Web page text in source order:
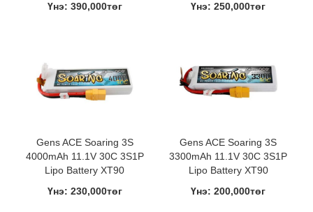
Үнэ: 390,000төг
Үнэ: 250,000төг
Gens ACE Soaring 3S
4000mAh 11.1V 30C 3S1P
Lipo Battery XT90
Үнэ: 230,000төг
Gens ACE Soaring 3S
3300mAh 11.1V 30C 3S1P
Lipo Battery XT90
Үнэ: 200,000төг